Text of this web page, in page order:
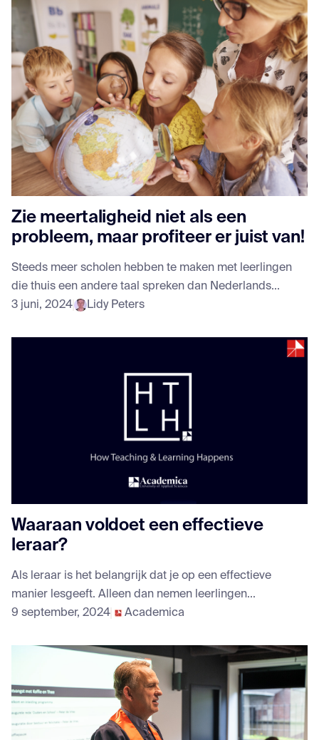
Zie meertaligheid niet als een
probleem, maar profiteer er juist van!
Steeds meer scholen hebben te maken met leerlingen
die thuis een andere taal spreken dan Nederlands...
3 juni, 2024
Lidy Peters
Waaraan voldoet een effectieve
leraar?
Als leraar is het belangrijk dat je op een effectieve
manier lesgeeft. Alleen dan nemen leerlingen...
9 september, 2024
Academica